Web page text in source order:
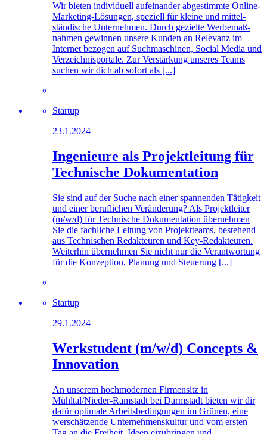
Wir bieten individuell auf­einander ab­ge­stimmte Online-
Marketing-Lösungen, speziell für kleine und mittel­
ständische Unter­nehmen. Durch gezielte Werbe­maß­
nahmen gewinnen unsere Kunden an Relevanz im
Internet bezogen auf Such­maschinen, Social Media und
Ver­zeichnis­portale. Zur Verstärkung unseres Teams
suchen wir dich ab sofort als [...]
Startup
23.1.2024
Ingenieure als Projektleitung für
Technische Dokumentation
Sie sind auf der Suche nach einer spannenden Tätigkeit
und einer beruflichen Veränderung? Als Projektleiter
(m/w/d) für Technische Dokumentation übernehmen
Sie die fachliche Leitung von Projektteams, bestehend
aus Technischen Redakteuren und Key-Redakteuren.
Weiterhin übernehmen Sie nicht nur die Verantwortung
für die Konzeption, Planung und Steuerung [...]
Startup
29.1.2024
Werkstudent (m/w/d) Concepts &
Innovation
An unserem hochmodernen Firmensitz in
Mühltal/Nieder-Ramstadt bei Darmstadt bieten wir dir
dafür optimale Arbeitsbedingungen im Grünen, eine
werschätzende Unternehmenskultur und vom ersten